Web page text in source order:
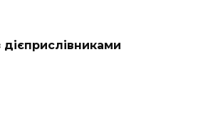
дієприслівниками